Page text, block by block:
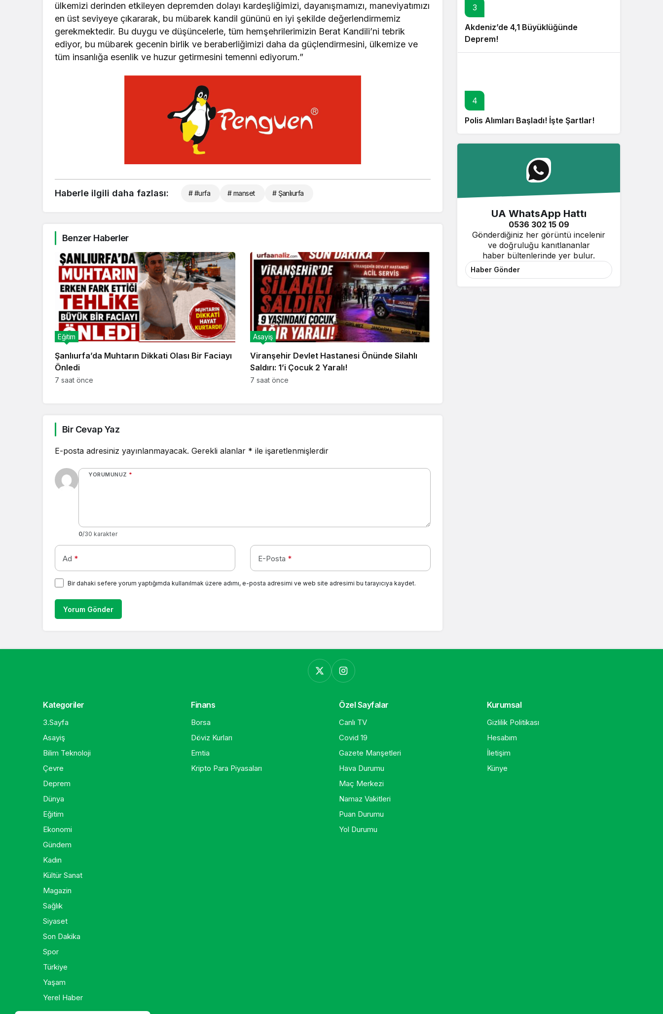
ülkemizi derinden etkileyen depremden dolayı kardeşliğimizi, dayanışmamızı, maneviyatımızı
en üst seviyeye çıkararak, bu mübarek kandil gününü en iyi şekilde değerlendirmemiz
gerekmektedir. Bu duygu ve düşüncelerle, tüm hemşehrilerimizin Berat Kandili’ni tebrik
ediyor, bu mübarek gecenin birlik ve beraberliğimizi daha da güçlendirmesini, ülkemize ve
tüm insanlığa esenlik ve huzur getirmesini temenni ediyorum.”
Haberle ilgili daha fazlası: # #urfa # manset # Şanlıurfa
Benzer Haberler
Şanlıurfa’da Muhtarın Dikkati Olası Bir Faciayı
Önledi
Eğitim
7 saat önce
Viranşehir Devlet Hastanesi Önünde Silahlı
Saldırı: 1’i Çocuk 2 Yaralı!
Asayiş
7 saat önce
Bir Cevap Yaz
E-posta adresiniz yayınlanmayacak. Gerekli alanlar * ile işaretlenmişlerdir
YORUMUNUZ *
0/30 karakter
Ad * E-Posta *
Bir dahaki sefere yorum yaptığımda kullanılmak üzere adımı, e-posta adresimi ve web site adresimi bu tarayıcıya kaydet.
Yorum Gönder
3
Akdeniz’de 4,1 Büyüklüğünde
Deprem!
4
Polis Alımları Başladı! İşte Şartlar!
UA WhatsApp Hattı
0536 302 15 09
Gönderdiğiniz her görüntü incelenir
ve doğruluğu kanıtlananlar
haber bültenlerinde yer bulur.
Haber Gönder
Kategoriler
3.Sayfa
Asayiş
Bilim Teknoloji
Çevre
Deprem
Dünya
Eğitim
Ekonomi
Gündem
Kadın
Kültür Sanat
Magazin
Sağlık
Siyaset
Son Dakika
Spor
Türkiye
Yaşam
Yerel Haber
Finans
Borsa
Döviz Kurları
Emtia
Kripto Para Piyasaları
Özel Sayfalar
Canlı TV
Covid 19
Gazete Manşetleri
Hava Durumu
Maç Merkezi
Namaz Vakitleri
Puan Durumu
Yol Durumu
Kurumsal
Gizlilik Politikası
Hesabım
İletişim
Künye